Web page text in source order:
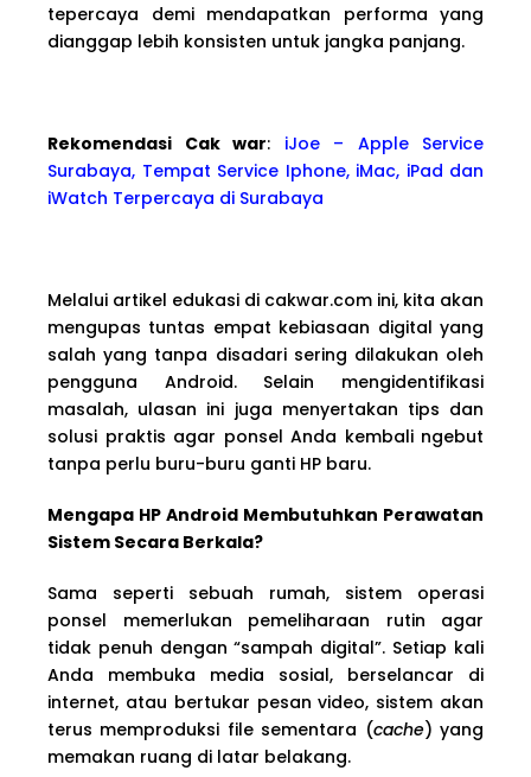
tepercaya demi mendapatkan performa yang
dianggap lebih konsisten untuk jangka panjang.
Rekomendasi Cak war: iJoe – Apple Service
Surabaya, Tempat Service Iphone, iMac, iPad dan
iWatch Terpercaya di Surabaya
Melalui artikel edukasi di cakwar.com ini, kita akan
mengupas tuntas empat kebiasaan digital yang
salah yang tanpa disadari sering dilakukan oleh
pengguna Android. Selain mengidentifikasi
masalah, ulasan ini juga menyertakan tips dan
solusi praktis agar ponsel Anda kembali ngebut
tanpa perlu buru-buru ganti HP baru.
Mengapa HP Android Membutuhkan Perawatan
Sistem Secara Berkala?
Sama seperti sebuah rumah, sistem operasi
ponsel memerlukan pemeliharaan rutin agar
tidak penuh dengan “sampah digital”. Setiap kali
Anda membuka media sosial, berselancar di
internet, atau bertukar pesan video, sistem akan
terus memproduksi file sementara (cache) yang
memakan ruang di latar belakang.